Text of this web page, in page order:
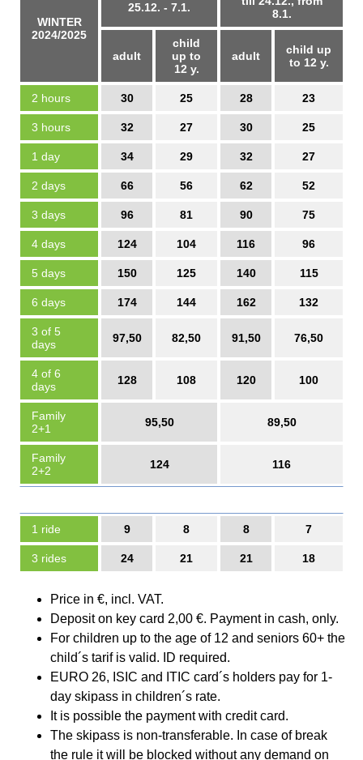
WINTER
2024/2025
25.12. - 7.1.
8.1.
adult
child
up to
12 y.
adult
child up
to 12 y.
2 hours 30 25 28 23
3 hours 32 27 30 25
1 day 34 29 32 27
2 days 66 56 62 52
3 days 96 81 90 75
4 days 124 104 116 96
5 days 150 125 140 115
6 days 174 144 162 132
3 of 5
days
97,50 82,50 91,50 76,50
4 of 6
days
128 108 120 100
Family
2+1
95,50 89,50
Family
2+2
124 116
1 ride 9 8 8 7
3 rides 24 21 21 18
Price in €, incl. VAT.
Deposit on key card 2,00 €. Payment in cash, only.
For children up to the age of 12 and seniors 60+ the
child´s tarif is valid. ID required.
EURO 26, ISIC and ITIC card´s holders pay for 1-
day skipass in children´s rate.
It is possible the payment with credit card.
The skipass is non-transferable. In case of break
the rule it will be blocked without any demand on